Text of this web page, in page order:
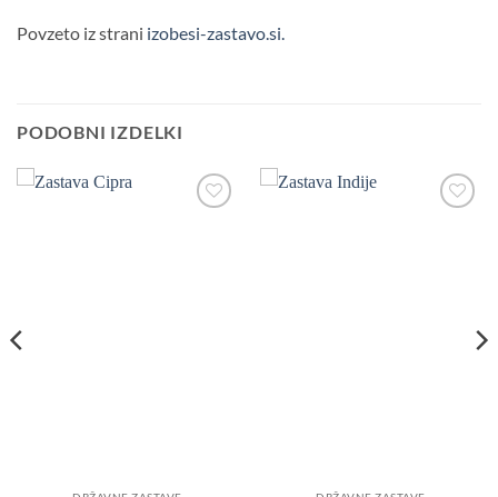
Povzeto iz strani izobesi-zastavo.si.
PODOBNI IZDELKI